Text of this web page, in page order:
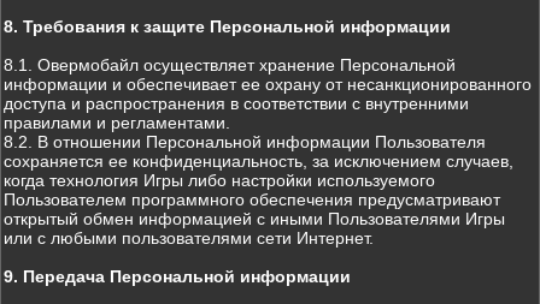
8. Требования к защите Персональной информации
8.1. Овермобайл осуществляет хранение Персональной
информации и обеспечивает ее охрану от несанкционированного
доступа и распространения в соответствии с внутренними
правилами и регламентами.
8.2. В отношении Персональной информации Пользователя
сохраняется ее конфиденциальность, за исключением случаев,
когда технология Игры либо настройки используемого
Пользователем программного обеспечения предусматривают
открытый обмен информацией с иными Пользователями Игры
или с любыми пользователями сети Интернет.
9. Передача Персональной информации